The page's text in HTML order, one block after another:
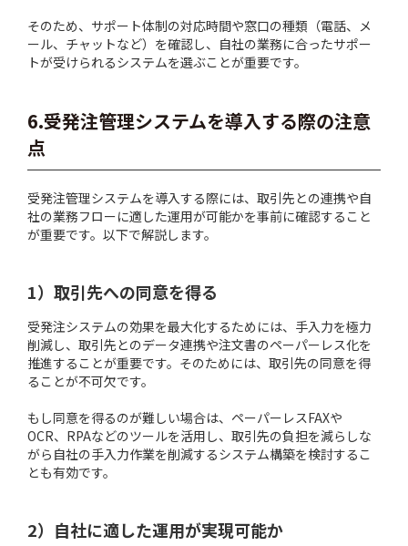
そのため、サポート体制の対応時間や窓口の種類（電話、メ
ール、チャットなど）を確認し、自社の業務に合ったサポー
トが受けられるシステムを選ぶことが重要です。
6.受発注管理システムを導入する際の注意
点
受発注管理システムを導入する際には、取引先との連携や自
社の業務フローに適した運用が可能かを事前に確認すること
が重要です。以下で解説します。
1）取引先への同意を得る
受発注システムの効果を最大化するためには、手入力を極力
削減し、取引先とのデータ連携や注文書のペーパーレス化を
推進することが重要です。そのためには、取引先の同意を得
ることが不可欠です。
もし同意を得るのが難しい場合は、ペーパーレスFAXや
OCR、RPAなどのツールを活用し、取引先の負担を減らしな
がら自社の手入力作業を削減するシステム構築を検討するこ
とも有効です。
2）自社に適した運用が実現可能か